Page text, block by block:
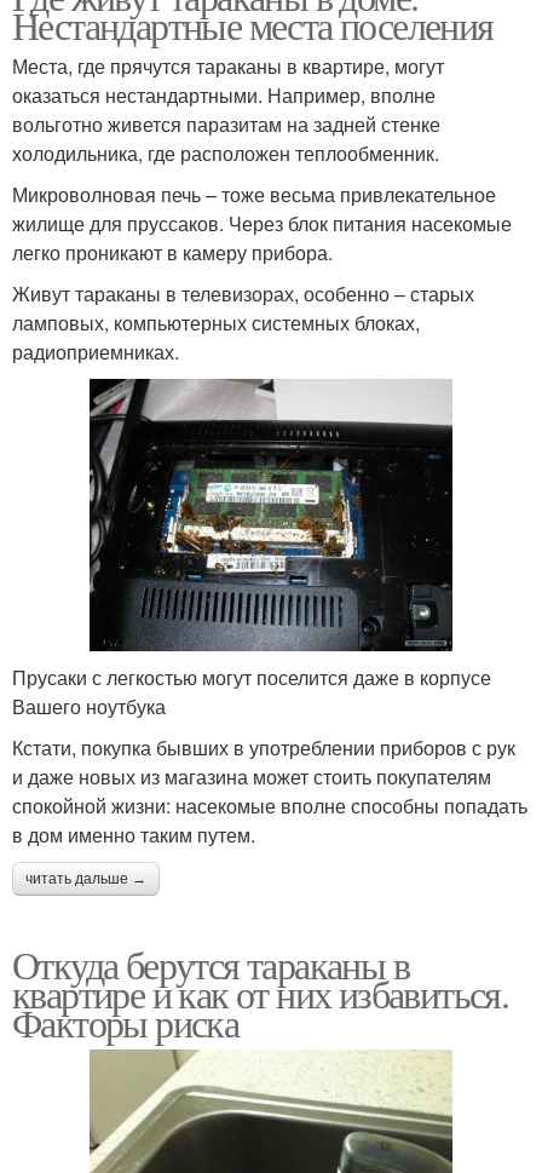
Нестандартные места поселения
Места, где прячутся тараканы в квартире, могут
оказаться нестандартными. Например, вполне
вольготно живется паразитам на задней стенке
холодильника, где расположен теплообменник.
Микроволновая печь – тоже весьма привлекательное
жилище для пруссаков. Через блок питания насекомые
легко проникают в камеру прибора.
Живут тараканы в телевизорах, особенно – старых
ламповых, компьютерных системных блоках,
радиоприемниках.
Прусаки с легкостью могут поселится даже в корпусе
Вашего ноутбука
Кстати, покупка бывших в употреблении приборов с рук
и даже новых из магазина может стоить покупателям
спокойной жизни: насекомые вполне способны попадать
в дом именно таким путем.
читать дальше →
Откуда берутся тараканы в
квартире и как от них избавиться.
Факторы риска